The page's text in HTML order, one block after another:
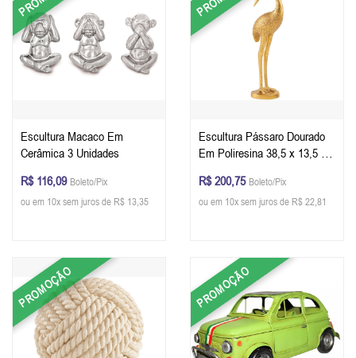
Escultura Macaco Em
Cerâmica 3 Unidades
R$ 116,09 Boleto/Pix
ou em 10x sem juros de R$ 13,35
Escultura Pássaro Dourado
Em Poliresina 38,5 x 13,5 x
R$ 200,75 Boleto/Pix
ou em 10x sem juros de R$ 22,81
PROMOÇÃO PROMOÇÃO